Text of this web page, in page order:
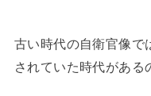
古い時代の自衛官像で
されていた時代がある